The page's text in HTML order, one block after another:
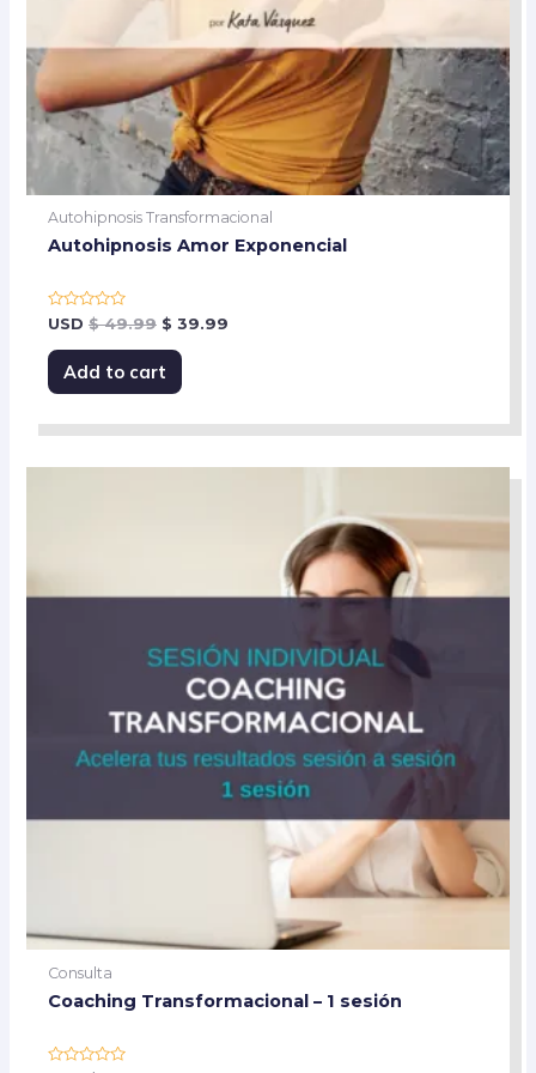
Autohipnosis Transformacional
Autohipnosis Amor Exponencial
Rated
0
out
of
USD $49.99 $ 39.99
Add to cart
Consulta
Coaching Transformacional – 1 sesión